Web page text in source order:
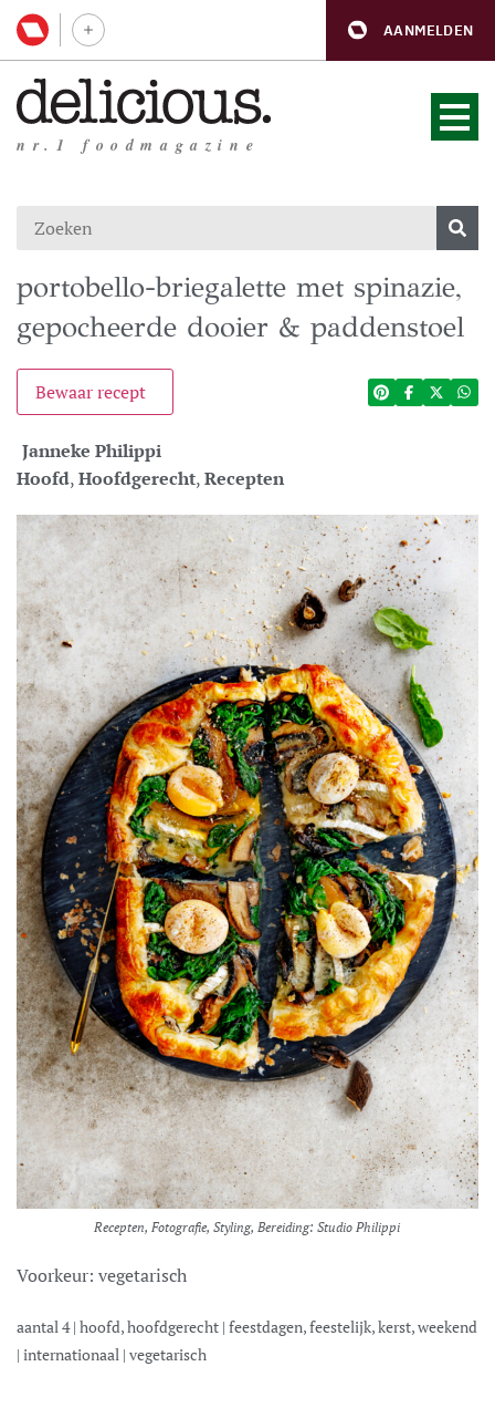
AANMELDEN
nr.1 foodmagazine
portobello-briegalette met spinazie,
gepocheerde dooier & paddenstoel
Bewaar recept
Janneke Philippi
Hoofd,Hoofdgerecht,Recepten
Recepten, Fotografie, Styling, Bereiding: Studio Philippi
Voorkeur: vegetarisch
aantal 4| hoofd, hoofdgerecht | feestdagen, feestelijk, kerst, weekend
| internationaal | vegetarisch